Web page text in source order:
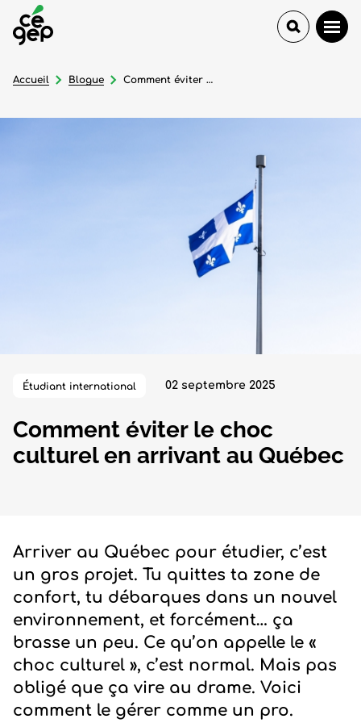
Étudiant international 02 septembre 2025
Comment éviter le choc
culturel en arrivant au Québec
Accueil Blogue Comment éviter le choc culturel en arrivant au Québec
Arriver au Québec pour étudier, c’est
un gros projet. Tu quittes ta zone de
confort, tu débarques dans un nouvel
environnement, et forcément… ça
brasse un peu. Ce qu’on appelle le «
choc culturel », c’est normal. Mais pas
obligé que ça vire au drame. Voici
comment le gérer comme un pro.